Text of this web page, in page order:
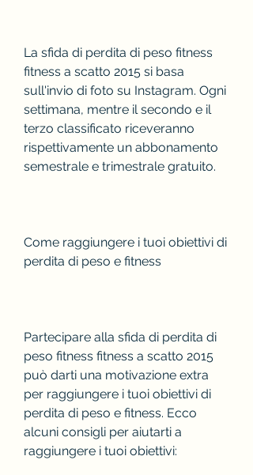
La sfida di perdita di peso fitness
fitness a scatto 2015 si basa
sull'invio di foto su Instagram. Ogni
settimana, mentre il secondo e il
terzo classificato riceveranno
rispettivamente un abbonamento
semestrale e trimestrale gratuito.
Come raggiungere i tuoi obiettivi di
perdita di peso e fitness
Partecipare alla sfida di perdita di
peso fitness fitness a scatto 2015
può darti una motivazione extra
per raggiungere i tuoi obiettivi di
perdita di peso e fitness. Ecco
alcuni consigli per aiutarti a
raggiungere i tuoi obiettivi: